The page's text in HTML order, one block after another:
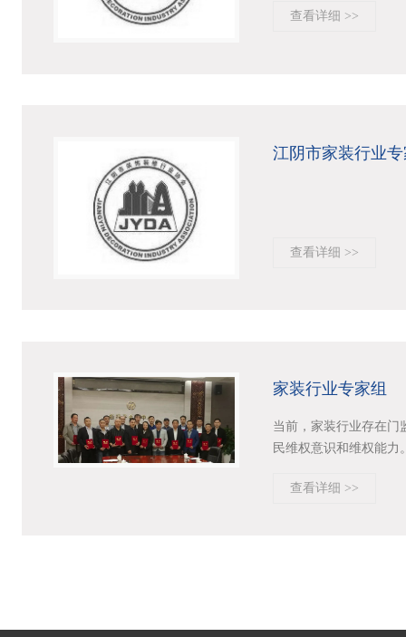
查看详细 >>
江阴市家装行业
查看详细 >>
家装行业专家组
当前，家装行业存在门
民维权意识和维权能力
查看详细 >>